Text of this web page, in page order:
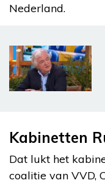
Nederland.
Kabinetten
Dat lukt het
coalitie van VVD,